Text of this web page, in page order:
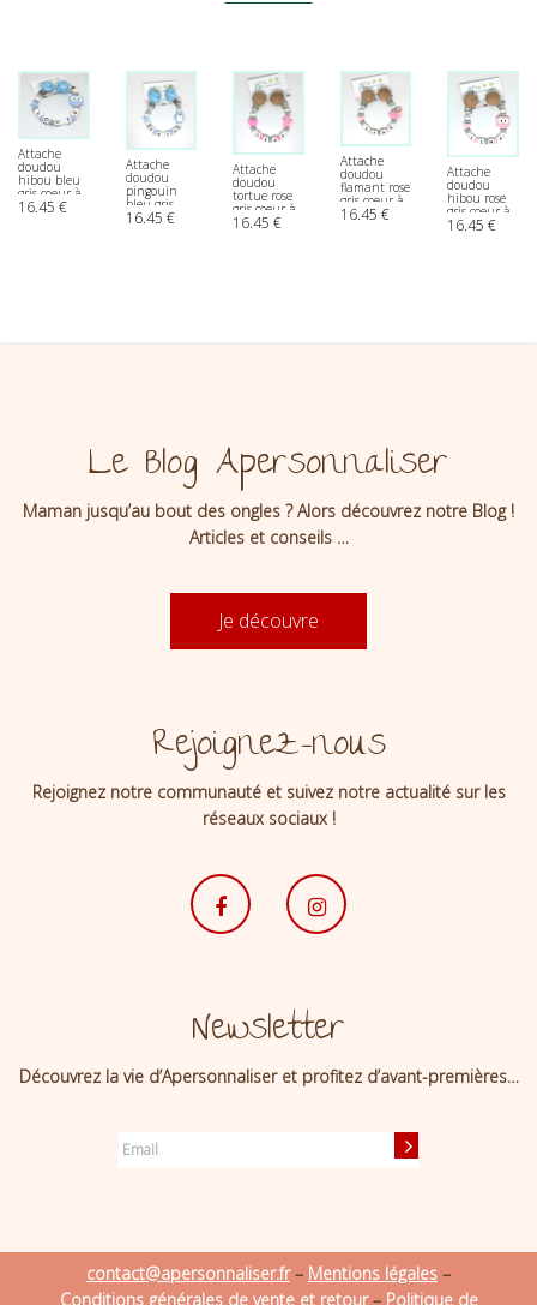
Attache
doudou
hibou bleu
gris coeur à
personnaliser
16.45 €
Attache
doudou
pingouin
bleu gris
coeur à
16.45 €
Attache
doudou
tortue rose
gris coeur à
personnaliser
16.45€
Attache
doudou
flamant rose
gris coeur à
personnaliser
16.45 €
Attache
doudou
hibou rose
gris coeur à
personnaliser
16.45€
Le Blog Apersonnaliser
Maman jusqu’au bout des ongles ? Alors découvrez notre Blog !
Articles et conseils …
Je découvre
Rejoignez-nous
Rejoignez notre communauté et suivez notre actualité sur les
réseaux sociaux !
Newsletter
Découvrez la vie d’Apersonnaliser et profitez d’avant-premières…
contact@apersonnaliser.fr– Mentions légales –
Conditions générales de vente et retour– Politique de